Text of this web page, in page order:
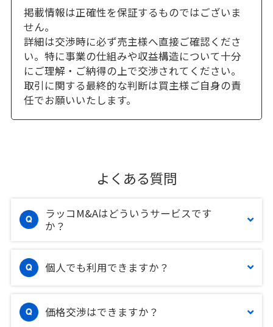
掲載情報は正確性を保証するものではございま
せん。
詳細は交渉時に必ず売主様へ直接ご確認くださ
い。特に事業の仕組みや収益構造について十分
にご理解・ご納得の上で交渉されてください。
取引に関する最終的な判断は買主様ご自身の責
任でお願いいたします。
よくある質問
ラッコM&Aはどういうサービスです
か？
個人でも利用できますか？
価格交渉はできますか？